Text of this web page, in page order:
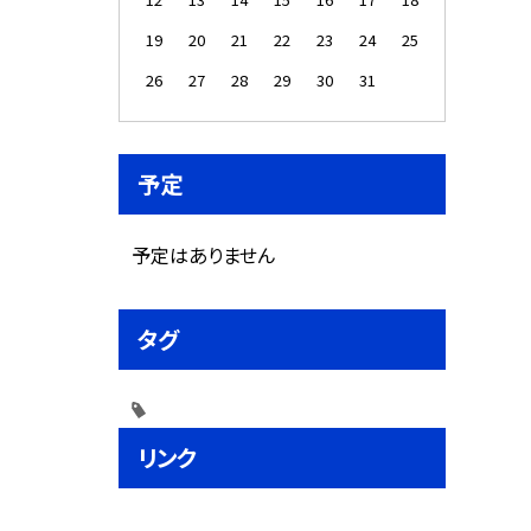
19
20 21 22 23 24
25
26
27 28 29 30 31
予定
予定はありません
タグ
リンク